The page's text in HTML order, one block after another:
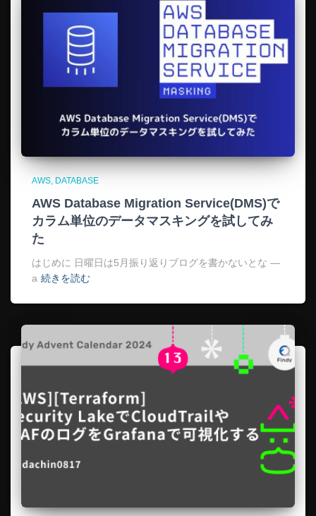
AWS DATABASE
AWS Database Migration Service(DMS)で
カラム単位のデータマスキングを試してみ
た
はじめに 日曜日は5月振り返りブログを書かないとな —
a 続きを読む